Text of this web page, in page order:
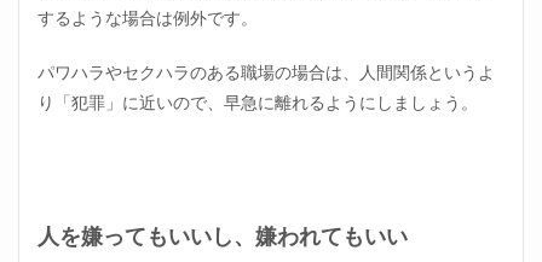
常に
重要
2.2
人間
関係
形成
され
するような場合は例外です。
パワハラやセクハラのある職場の場合は、人間関係というよ
り「犯罪」に近いので、早急に離れるようにしましょう。
人を嫌ってもいいし、嫌われてもいい